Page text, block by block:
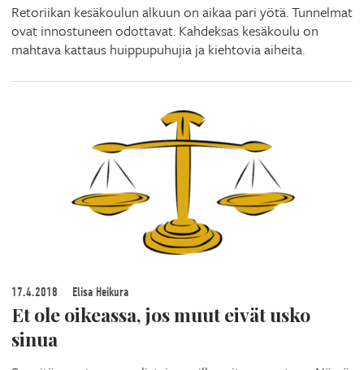
Retoriikan kesäkoulun alkuun on aikaa pari yötä. Tunnelmat
ovat innostuneen odottavat. Kahdeksas kesäkoulu on
mahtava kattaus huippupuhujia ja kiehtovia aiheita.
17.4.2018 Elisa Heikura
Et ole oikeassa, jos muut eivät usko
sinua